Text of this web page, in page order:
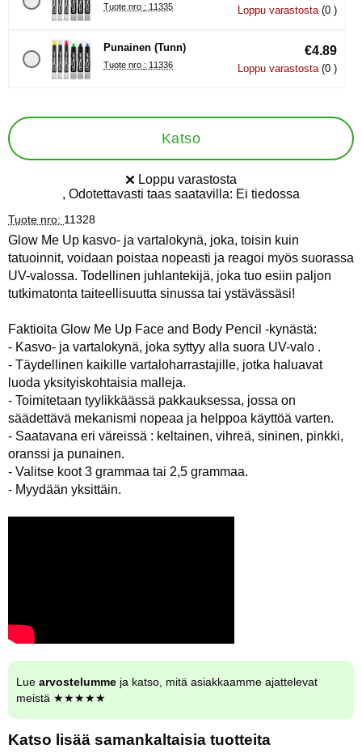
Tuote nro : 11335 Loppu varastosta (0 )
Punainen (Tunn)
Tuote nro : 11336
€4.89
Loppu varastosta (0 )
Katso
Saatavuus:
Loppu varastosta
, Odotettavasti taas saatavilla: Ei tiedossa
Tuote nro: 11328
Glow Me Up kasvo- ja vartalokynä, joka, toisin kuin
tatuoinnit, voidaan poistaa nopeasti ja reagoi myös suorassa
UV-valossa. Todellinen juhlantekijä, joka tuo esiin paljon
tutkimatonta taiteellisuutta sinussa tai ystävässäsi!
Faktioita Glow Me Up Face and Body Pencil -kynästä:
- Kasvo- ja vartalokynä, joka syttyy alla suora UV-valo .
- Täydellinen kaikille vartaloharrastajille, jotka haluavat
luoda yksityiskohtaisia malleja.
- Toimitetaan tyylikkäässä pakkauksessa, jossa on
säädettävä mekanismi nopeaa ja helppoa käyttöä varten.
- Saatavana eri väreissä : keltainen, vihreä, sininen, pinkki,
oranssi ja punainen.
- Valitse koot 3 grammaa tai 2,5 grammaa.
- Myydään yksittäin.
Lue arvostelumme ja katso, mitä asiakkaamme ajattelevat
meistä ★★★★★
Katso lisää samankaltaisia tuotteita